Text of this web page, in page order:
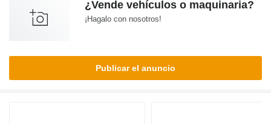
¿Vende vehículos o maquinaria?
¡Hagalo con nosotros!
Publicar el anuncio